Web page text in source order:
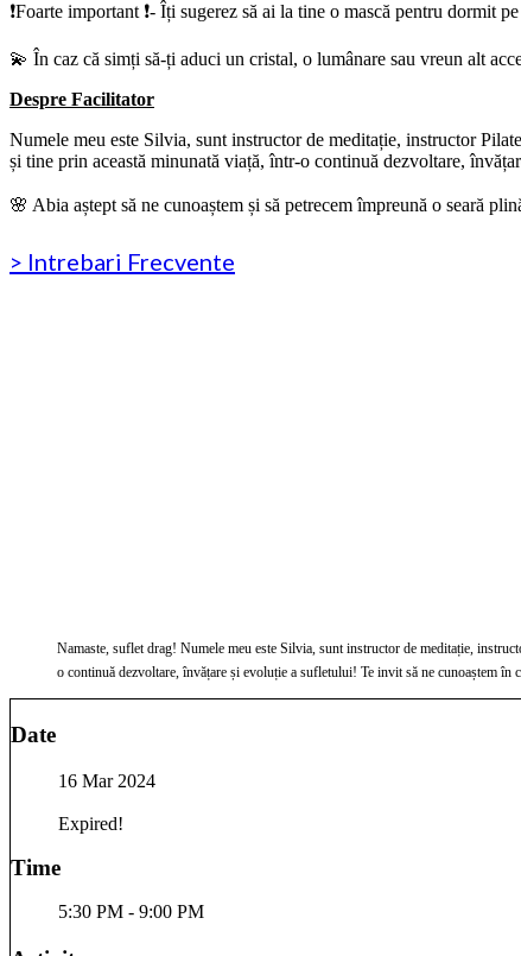
❗️Foarte important ❗️- Îți sugerez să ai la tine o mască pentru
💫 În caz că simți să-ți aduci un cristal, o lumânare sau vreun alt
Despre Facilitator
Numele meu este Silvia, sunt instructor de meditație, instructor
și tine prin această minunată viață, într-o continuă dezvoltare,
🌸 Abia aștept să ne cunoaștem și să petrecem împreună o seară
> Intrebari Frecvente
Namaste, suflet drag! Numele meu este Silvia, sunt instructor de meditație, instructor Pilates și terapeut Streching, terapeut reiki, tehnician maseur, iar uneori ghid pentru alte suflete în sesiunile 1:1 și nu numai. În rest, sunt un călător ca și tine prin această minunată viață, într-
Date
16 Mar 2024
Expired!
Time
5:30 PM - 9:00 PM